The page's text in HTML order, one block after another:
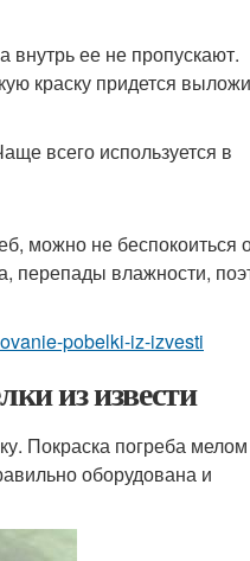
внутрь ее не пропускают.
краску придется
всего используется в
можно не беспокоиться
перепады влажности,
pobelki-iz-izvesti
из извести
Покраска погреба
оборудована и